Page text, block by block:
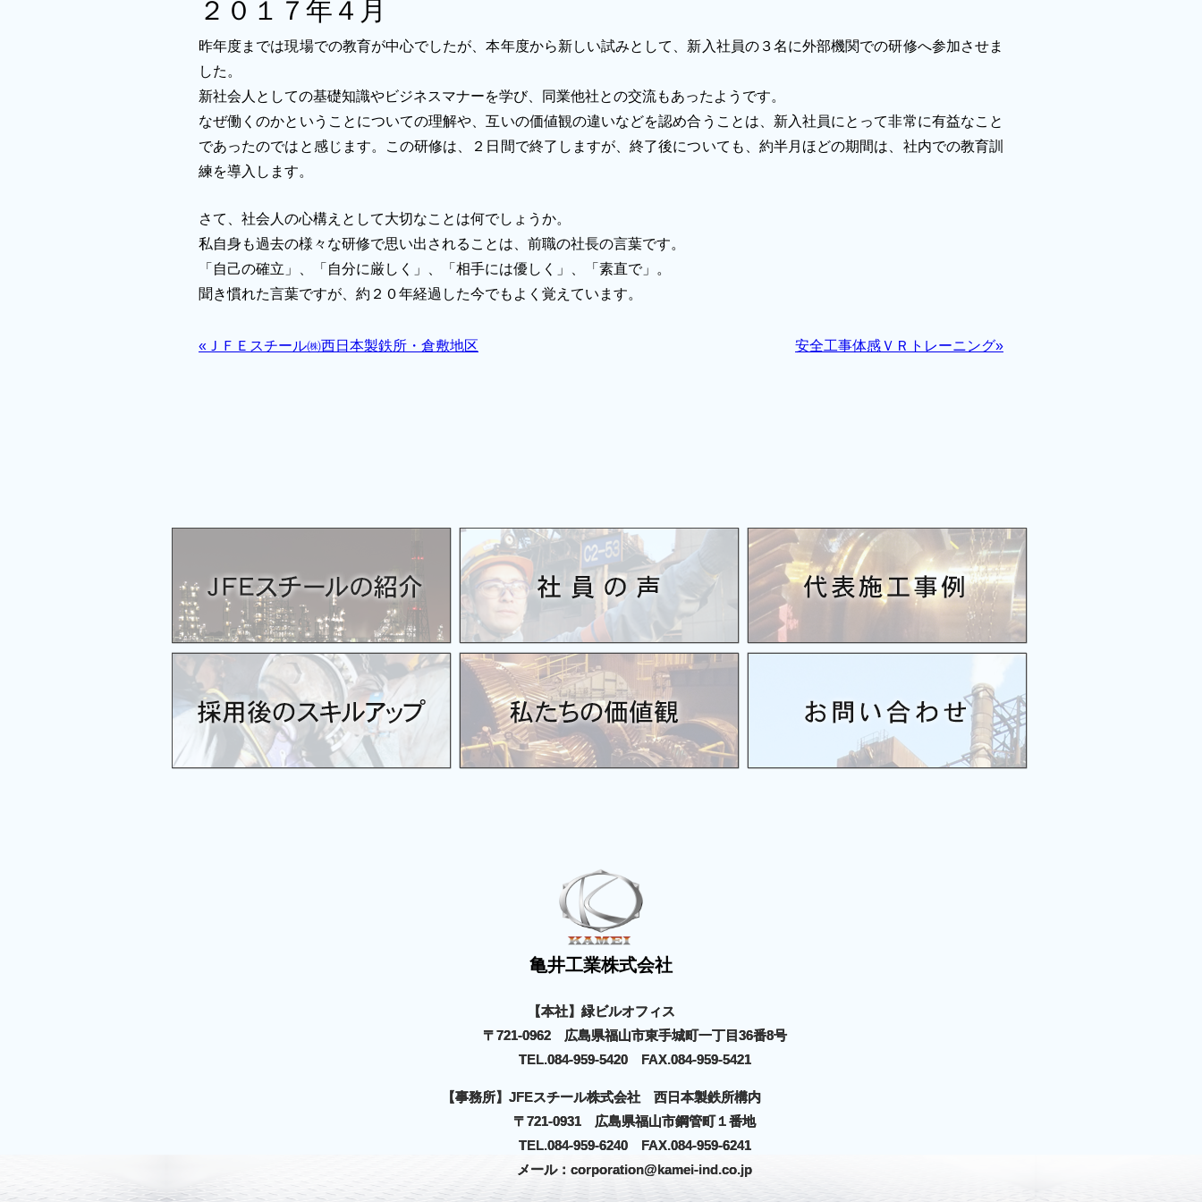
２０１７年４月
昨年度までは現場での教育が中心でしたが、本年度から新しい試みとして、新入社員の３名に外部機関での研修へ参加させま
した。
新社会人としての基礎知識やビジネスマナーを学び、同業他社との交流もあったようです。
なぜ働くのかということについての理解や、互いの価値観の違いなどを認め合うことは、新入社員にとって非常に有益なこと
であったのではと感じます。この研修は、２日間で終了しますが、終了後についても、約半月ほどの期間は、社内での教育訓
練を導入します。
さて、社会人の心構えとして大切なことは何でしょうか。
私自身も過去の様々な研修で思い出されることは、前職の社長の言葉です。
「自己の確立」、「自分に厳しく」、「相手には優しく」、「素直で」。
聞き慣れた言葉ですが、約２０年経過した今でもよく覚えています。
«ＪＦＥスチール㈱西日本製鉄所・倉敷地区 安全工事体感ＶＲトレーニング»
亀井工業株式会社
【本社】緑ビルオフィス
〒721-0962 広島県福山市東手城町一丁目36番8号
TEL.084-959-5420 FAX.084-959-5421
【事務所】JFEスチール株式会社 西日本製鉄所構内
〒721-0931 広島県福山市鋼管町１番地
TEL.084-959-6240 FAX.084-959-6241
メール：corporation@kamei-ind.co.jp